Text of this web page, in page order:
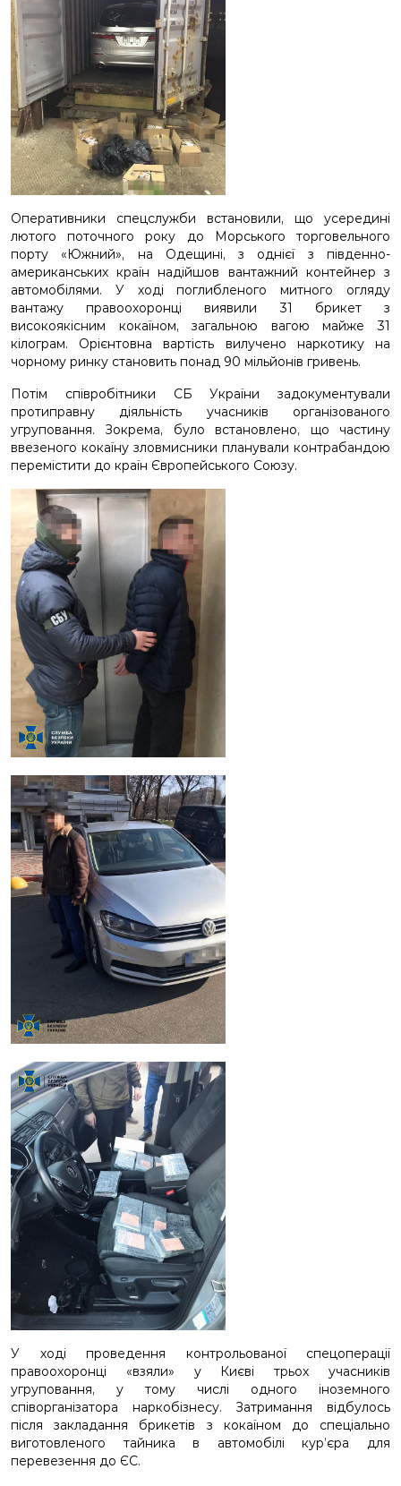
Оперативники спецслужби встановили, що усередині
лютого поточного року до Морського торговельного
порту «Южний», на Одещині, з однієї з південно-
американських країн надійшов вантажний контейнер з
автомобілями. У ході поглибленого митного огляду
вантажу правоохоронці виявили 31 брикет з
високоякісним кокаїном, загальною вагою майже 31
кілограм. Орієнтовна вартість вилучено наркотику на
чорному ринку становить понад 90 мільйонів гривень.
Потім співробітники СБ України задокументували
протиправну діяльність учасників організованого
угруповання. Зокрема, було встановлено, що частину
ввезеного кокаїну зловмисники планували контрабандою
перемістити до країн Європейського Союзу.
У ході проведення контрольованої спецоперації
правоохоронці «взяли» у Києві трьох учасників
угруповання, у тому числі одного іноземного
співорганізатора наркобізнесу. Затримання відбулось
після закладання брикетів з кокаїном до спеціально
виготовленого тайника в автомобілі кур’єра для
перевезення до ЄС.